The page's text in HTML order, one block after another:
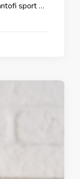
sport …